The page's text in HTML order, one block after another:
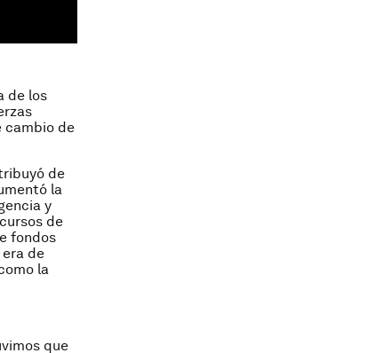
de los
cambio de
de
la
y
de
fondos
de
la
que